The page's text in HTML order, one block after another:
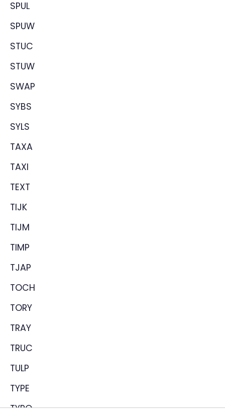
SPUL
SPUW
STUC
STUW
SWAP
SYBS
SYLS
TAXA
TAXI
TEXT
TIJK
TIJM
TIMP
TJAP
TOCH
TORY
TRAY
TRUC
TULP
TYPE
TYPO